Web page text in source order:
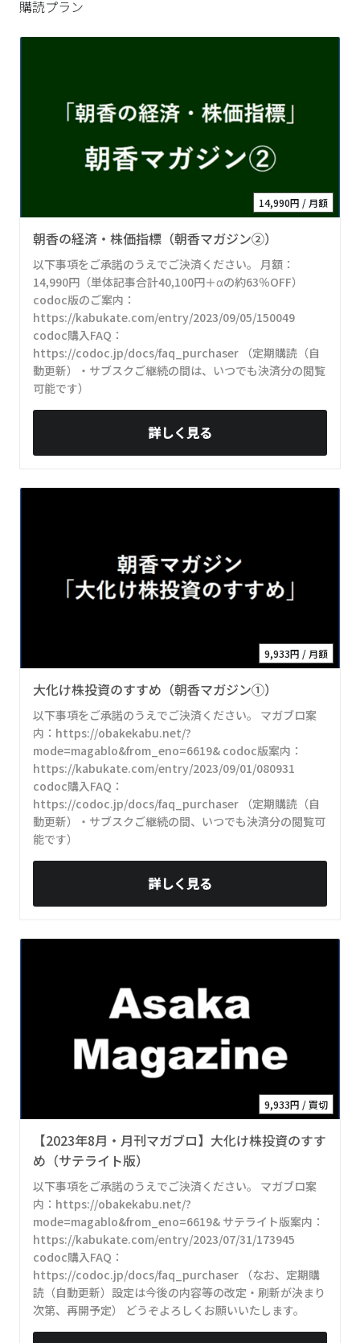
購読プラン
14,990円 / 月額
朝香の経済・株価指標（朝香マガジン②）
以下事項をご承諾のうえでご決済ください。 月額：
14,990円（単体記事合計40,100円＋αの約63％OFF）
codoc版のご案内：
https://kabukate.com/entry/2023/09/05/150049
codoc購入FAQ：
https://codoc.jp/docs/faq_purchaser （定期購読（自
動更新）・サブスクご継続の間は、いつでも決済分の閲覧
可能です）
詳しく見る
9,933円 / 月額
大化け株投資のすすめ（朝香マガジン①）
以下事項をご承諾のうえでご決済ください。 マガブロ案
内：https://obakekabu.net/?
mode=magablo&from_eno=6619& codoc版案内：
https://kabukate.com/entry/2023/09/01/080931
codoc購入FAQ：
https://codoc.jp/docs/faq_purchaser （定期購読（自
動更新）・サブスクご継続の間、いつでも決済分の閲覧可
能です）
詳しく見る
9,933円 / 買切
【2023年8月・月刊マガブロ】大化け株投資のすす
め（サテライト版）
以下事項をご承諾のうえでご決済ください。 マガブロ案
内：https://obakekabu.net/?
mode=magablo&from_eno=6619& サテライト版案内：
https://kabukate.com/entry/2023/07/31/173945
codoc購入FAQ：
https://codoc.jp/docs/faq_purchaser （なお、定期購
読（自動更新）設定は今後の内容等の改定・刷新が決まり
次第、再開予定） どうぞよろしくお願いいたします。